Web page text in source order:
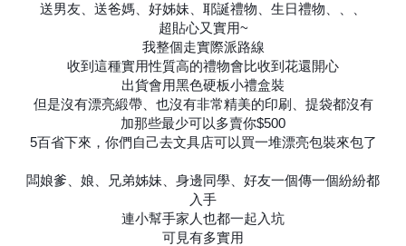
送男友、送爸媽、好姊妹、耶誕禮物、生日禮物、、、
超貼心又實用~
我整個走實際派路線
收到這種實用性質高的禮物會比收到花還開心
出貨會用黑色硬板小禮盒裝
但是沒有漂亮緞帶、也沒有非常精美的印刷、提袋都沒有
加那些最少可以多賣你$500
5百省下來，你們自己去文具店可以買一堆漂亮包裝來包了
闆娘爹、娘、兄弟姊妹、身邊同學、好友一個傳一個紛紛都
入手
連小幫手家人也都一起入坑
可見有多實用